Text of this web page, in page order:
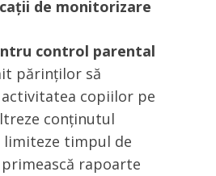
de monitorizare
control parental
părinților să
copiilor pe
conținutul
limiteze timpul de
rapoarte